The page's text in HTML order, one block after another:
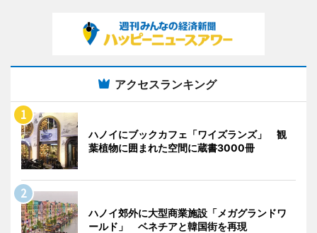
アクセスランキング
ハノイにブックカフェ「ワイズランズ」 観
葉植物に囲まれた空間に蔵書3000冊
ハノイ郊外に大型商業施設「メガグランドワ
ールド」 ベネチアと韓国街を再現